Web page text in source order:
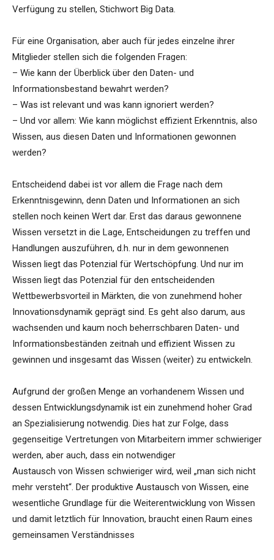
Verfügung zu stellen, Stichwort Big Data.
Für eine Organisation, aber auch für jedes einzelne ihrer
Mitglieder stellen sich die folgenden Fragen:
– Wie kann der Überblick über den Daten- und
Informationsbestand bewahrt werden?
– Was ist relevant und was kann ignoriert werden?
– Und vor allem: Wie kann möglichst effizient Erkenntnis, also
Wissen, aus diesen Daten und Informationen gewonnen
werden?
Entscheidend dabei ist vor allem die Frage nach dem
Erkenntnisgewinn, denn Daten und Informationen an sich
stellen noch keinen Wert dar. Erst das daraus gewonnene
Wissen versetzt in die Lage, Entscheidungen zu treffen und
Handlungen auszuführen, d.h. nur in dem gewonnenen
Wissen liegt das Potenzial für Wertschöpfung. Und nur im
Wissen liegt das Potenzial für den entscheidenden
Wettbewerbsvorteil in Märkten, die von zunehmend hoher
Innovationsdynamik geprägt sind. Es geht also darum, aus
wachsenden und kaum noch beherrschbaren Daten- und
Informationsbeständen zeitnah und effizient Wissen zu
gewinnen und insgesamt das Wissen (weiter) zu entwickeln.
Aufgrund der großen Menge an vorhandenem Wissen und
dessen Entwicklungsdynamik ist ein zunehmend hoher Grad
an Spezialisierung notwendig. Dies hat zur Folge, dass
gegenseitige Vertretungen von Mitarbeitern immer schwieriger
werden, aber auch, dass ein notwendiger
Austausch von Wissen schwieriger wird, weil „man sich nicht
mehr versteht“. Der produktive Austausch von Wissen, eine
wesentliche Grundlage für die Weiterentwicklung von Wissen
und damit letztlich für Innovation, braucht einen Raum eines
gemeinsamen Verständnisses